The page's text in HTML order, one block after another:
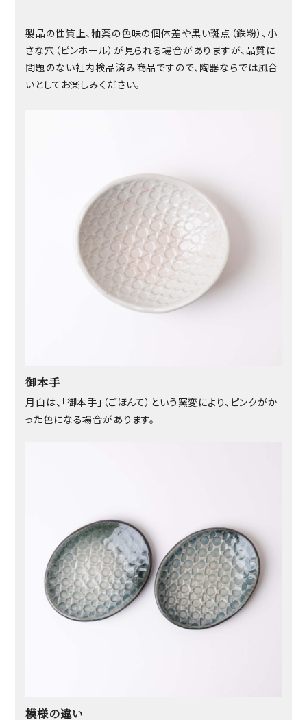
製品の性質上、釉薬の色味の個体差や黒い斑点（鉄粉）、小
さな穴（ピンホール）が見られる場合がありますが、品質に
問題のない社内検品済み商品ですので、陶器ならでは風合
いとしてお楽しみください。
御本手
月白は、「御本手」（ごほんて）という窯変により、ピンクがか
った色になる場合があります。
模様の違い